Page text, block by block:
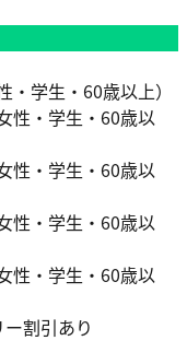
学生・60歳以上）
性・学生・60歳以
性・学生・60歳以
性・学生・60歳以
性・学生・60歳以
割引あり